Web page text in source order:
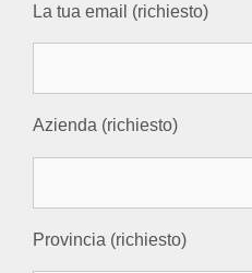
La tua email (richiesto)
Azienda (richiesto)
Provincia (richiesto)